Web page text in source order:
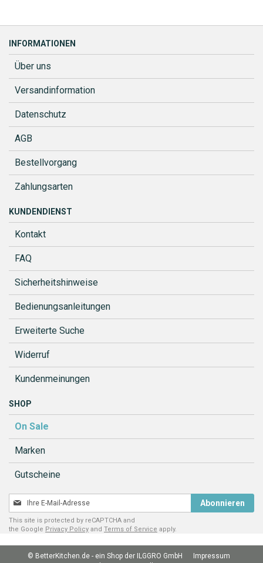
INFORMATIONEN
Über uns
Versandinformation
Datenschutz
AGB
Bestellvorgang
Zahlungsarten
KUNDENDIENST
Kontakt
FAQ
Sicherheitshinweise
Bedienungsanleitungen
Erweiterte Suche
Widerruf
Kundenmeinungen
SHOP
On Sale
Marken
Gutscheine
Melden
Sie
sich
für
unseren
Newsletter
Abonnieren
This site is protected by reCAPTCHA and
the Google Privacy Policy and Terms of Service apply.
© BetterKitchen.de - ein Shop der ILGGRO GmbH
Impressum